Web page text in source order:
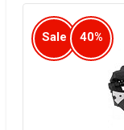
Sale 40%